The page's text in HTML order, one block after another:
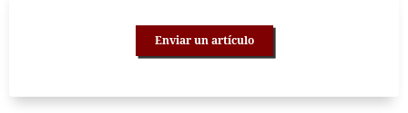
Enviar un artículo